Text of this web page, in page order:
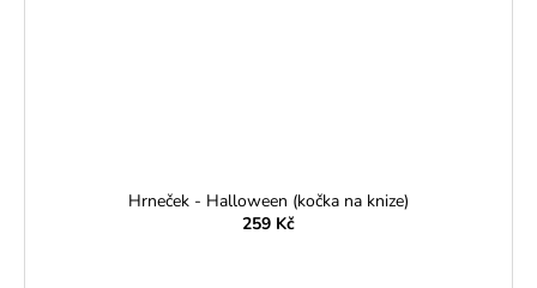
Hrneček - Halloween (kočka na knize)
259 Kč